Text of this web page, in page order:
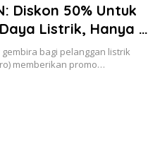
Diskon 50% Untuk
Listrik, Hanya di
bagi pelanggan listrik
memberikan promo…